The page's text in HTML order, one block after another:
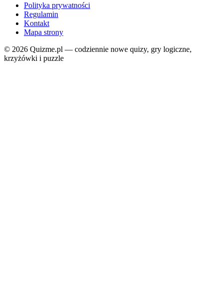
Polityka prywatności
Regulamin
Kontakt
Mapa strony
© 2026 Quizme.pl — codziennie nowe quizy, gry logiczne,
krzyżówki i puzzle